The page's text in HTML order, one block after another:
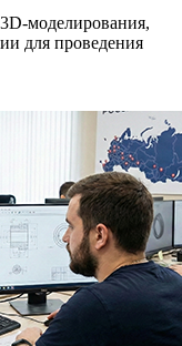
моделирования,
для проведения